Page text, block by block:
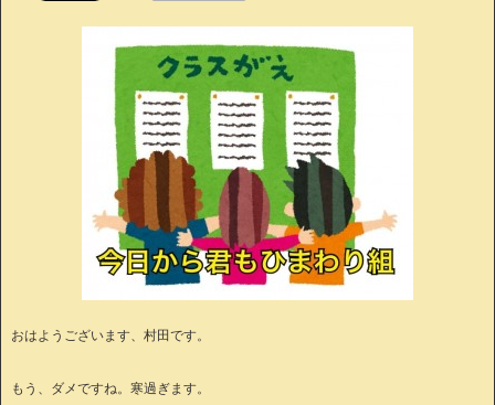
おはようございます、村田です。
もう、ダメですね。寒過ぎます。